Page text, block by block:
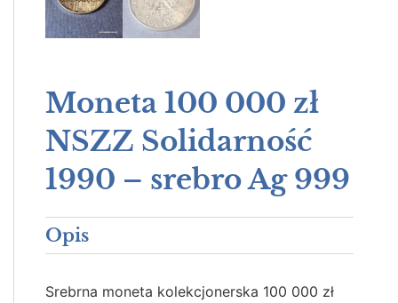
Moneta 100 000 zł
NSZZ Solidarność
1990 – srebro Ag 999
Opis
Srebrna moneta kolekcjonerska 100 000 zł